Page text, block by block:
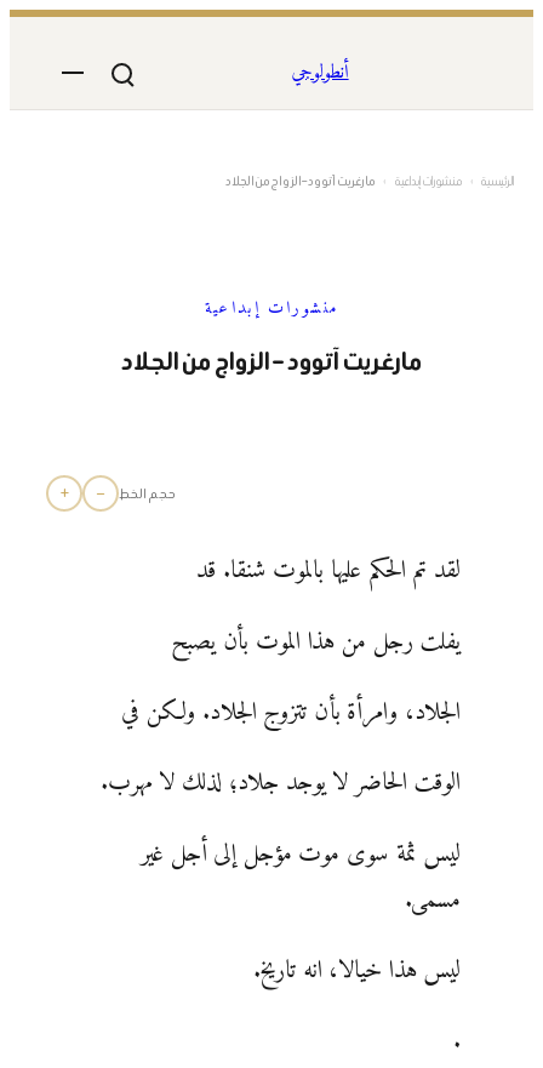
المحتوى
أنطولوجي
الرئيسية › منشورات إبداعية › مارغريت آتوود – الزواج من الجلاد
منشورات إبداعية
مارغريت آتوود – الزواج من الجلاد
حجم الخط −
+
لقد تم الحكم عليها بالموت شنقا. قد
يفلت رجل من هذا الموت بأن يصبح
الجلاد، وامرأة بأن تتزوج الجلاد. ولكن في
الوقت الحاضر لا يوجد جلاد؛ لذلك لا مهرب.
ليس ثمة سوى موت مؤجل إلى أجل غير
مسمى.
ليس هذا خيالا، انه تاريخ.
.